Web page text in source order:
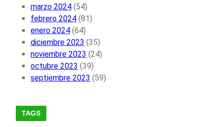
marzo 2024 (54)
febrero 2024 (81)
enero 2024 (64)
diciembre 2023 (35)
noviembre 2023 (24)
octubre 2023 (39)
septiembre 2023 (59)
TAGS